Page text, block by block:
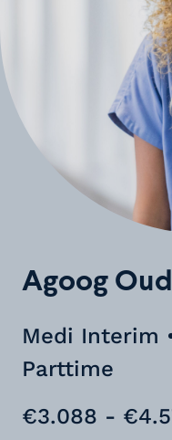
Agoog
Medi Interim
Parttime
€3.088 -